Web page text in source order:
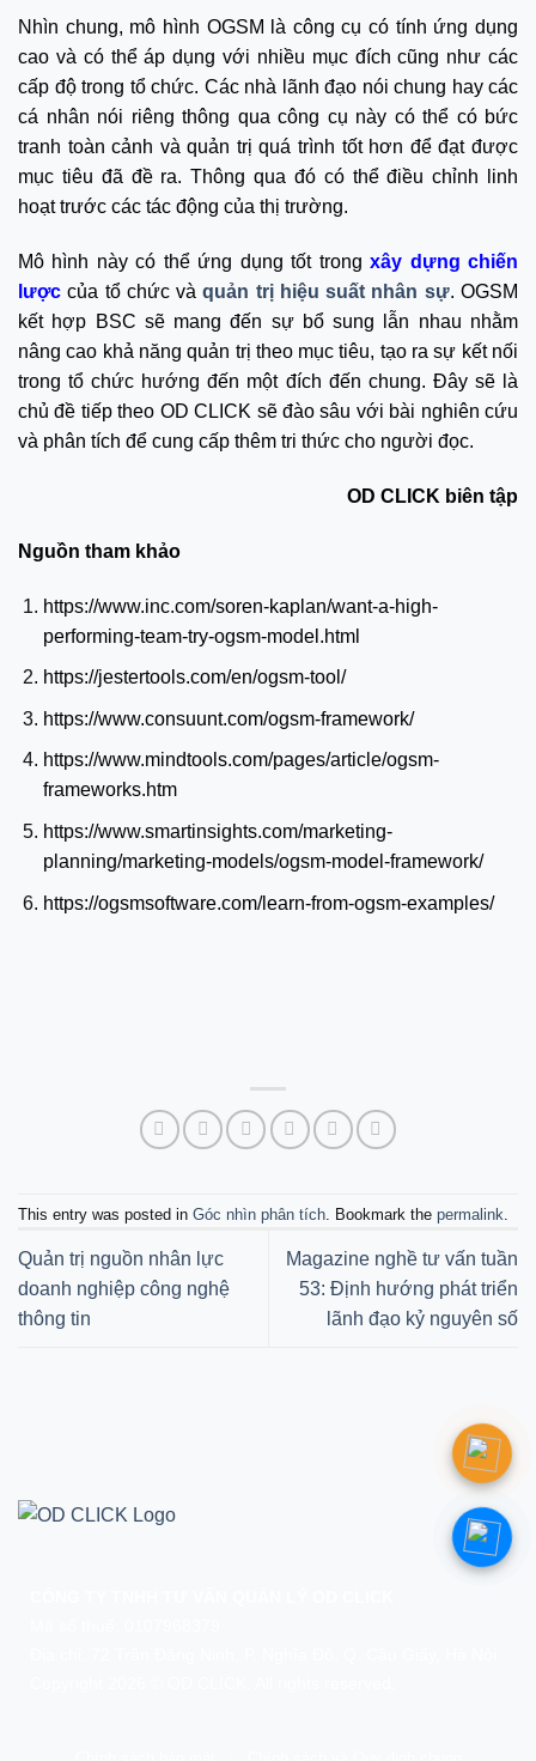
Nhìn chung, mô hình OGSM là công cụ có tính ứng dụng
cao và có thể áp dụng với nhiều mục đích cũng như các
cấp độ trong tổ chức. Các nhà lãnh đạo nói chung hay các
cá nhân nói riêng thông qua công cụ này có thể có bức
tranh toàn cảnh và quản trị quá trình tốt hơn để đạt được
mục tiêu đã đề ra. Thông qua đó có thể điều chỉnh linh
hoạt trước các tác động của thị trường.
Mô hình này có thể ứng dụng tốt trongxây dựng chiến
lược của tổ chức vàquản trị hiệu suất nhân sự. OGSM
kết hợp BSC sẽ mang đến sự bổ sung lẫn nhau nhằm
nâng cao khả năng quản trị theo mục tiêu, tạo ra sự kết nối
trong tổ chức hướng đến một đích đến chung. Đây sẽ là
chủ đề tiếp theo OD CLICK sẽ đào sâu với bài nghiên cứu
và phân tích để cung cấp thêm tri thức cho người đọc.
OD CLICK biên tập
Nguồn tham khảo
https://www.inc.com/soren-kaplan/want-a-high-
performing-team-try-ogsm-model.html
https://jestertools.com/en/ogsm-tool/
https://www.consuunt.com/ogsm-framework/
https://www.mindtools.com/pages/article/ogsm-
frameworks.htm
https://www.smartinsights.com/marketing-
planning/marketing-models/ogsm-model-framework/
https://ogsmsoftware.com/learn-from-ogsm-examples/
This entry was posted in Góc nhìn phân tích . Bookmark the permalink
Quản trị nguồn nhân lực
doanh nghiệp công nghệ
thông tin
Magazine nghề tư vấn tuần
53: Định hướng phát triển
lãnh đạo kỷ nguyên số